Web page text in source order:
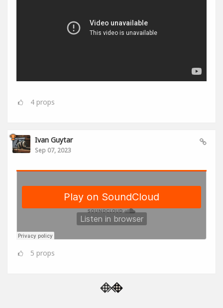
4 props
Ivan Guytar
Sep 07, 2023
5 props